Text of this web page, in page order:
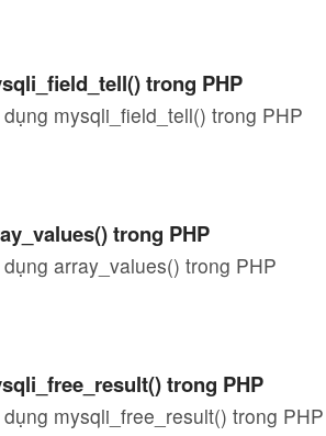
trong PHP
mysqli_field_tell() trong PHP
trong PHP
array_values() trong PHP
trong PHP
mysqli_free_result() trong PHP